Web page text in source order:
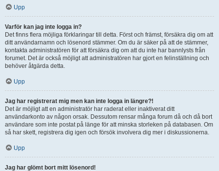
Upp
Varför kan jag inte logga in?
Det finns flera möjliga förklaringar till detta. Först och främst, försäkra dig om att
ditt användarnamn och lösenord stämmer. Om du är säker på att de stämmer,
kontakta administratören för att försäkra dig om att du inte har bannlysts från
forumet. Det är också möjligt att administratören har gjort en felinställning och
behöver åtgärda detta.
Upp
Jag har registrerat mig men kan inte logga in längre?!
Det är möjligt att en administratör har raderat eller inaktiverat ditt
användarkonto av någon orsak. Dessutom rensar många forum då och då bort
användare som inte postat på länge för att minska storleken på databasen. Om
så har skett, registrera dig igen och försök involvera dig mer i diskussionerna.
Upp
Jag har glömt bort mitt lösenord!